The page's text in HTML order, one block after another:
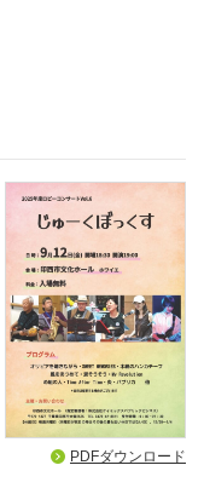
PDFダウンロード